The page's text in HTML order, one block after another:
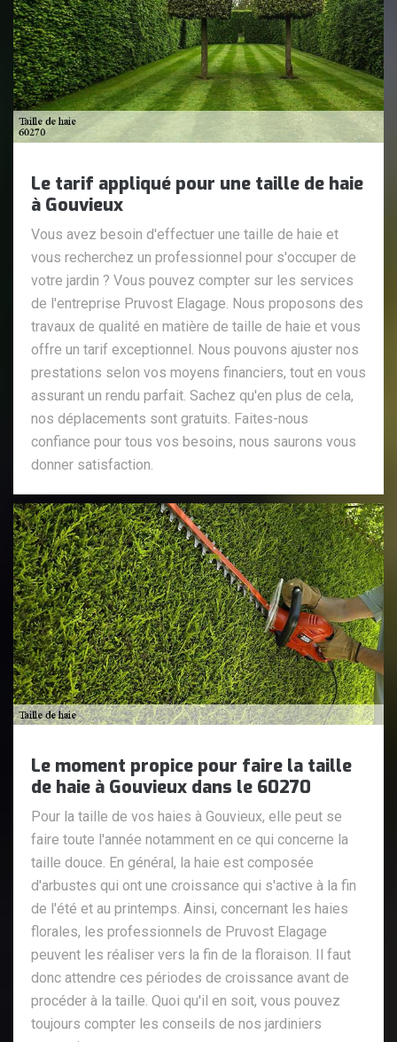
Le tarif appliqué pour une taille de haie
à Gouvieux
Vous avez besoin d'effectuer une taille de haie et
vous recherchez un professionnel pour s'occuper de
votre jardin ? Vous pouvez compter sur les services
de l'entreprise Pruvost Elagage. Nous proposons des
travaux de qualité en matière de taille de haie et vous
offre un tarif exceptionnel. Nous pouvons ajuster nos
prestations selon vos moyens financiers, tout en vous
assurant un rendu parfait. Sachez qu'en plus de cela,
nos déplacements sont gratuits. Faites-nous
confiance pour tous vos besoins, nous saurons vous
donner satisfaction.
Le moment propice pour faire la taille
de haie à Gouvieux dans le 60270
Pour la taille de vos haies à Gouvieux, elle peut se
faire toute l'année notamment en ce qui concerne la
taille douce. En général, la haie est composée
d'arbustes qui ont une croissance qui s'active à la fin
de l'été et au printemps. Ainsi, concernant les haies
florales, les professionnels de Pruvost Elagage
peuvent les réaliser vers la fin de la floraison. Il faut
donc attendre ces périodes de croissance avant de
procéder à la taille. Quoi qu'il en soit, vous pouvez
toujours compter les conseils de nos jardiniers